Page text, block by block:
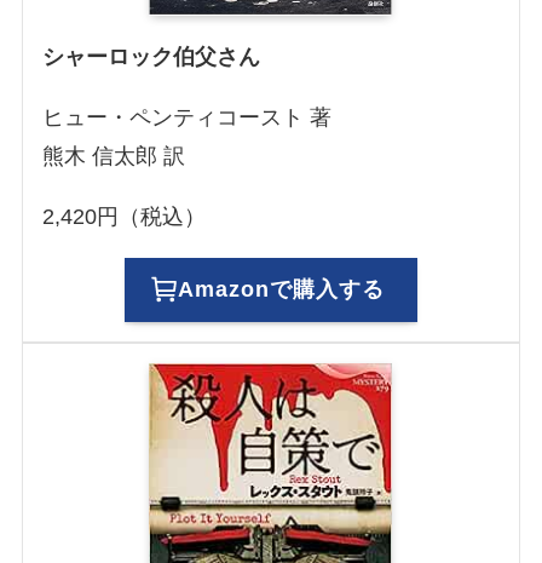
シャーロック伯父さん
ヒュー・ペンティコースト 著
熊木 信太郎 訳
2,420円（税込）
Amazonで購入する